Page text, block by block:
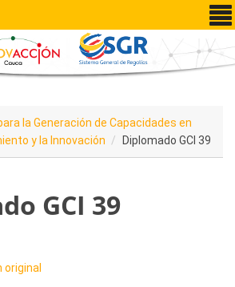
la Generación de Capacidades en
y la Innovación
Diplomado GCI 39
GCI 39
original